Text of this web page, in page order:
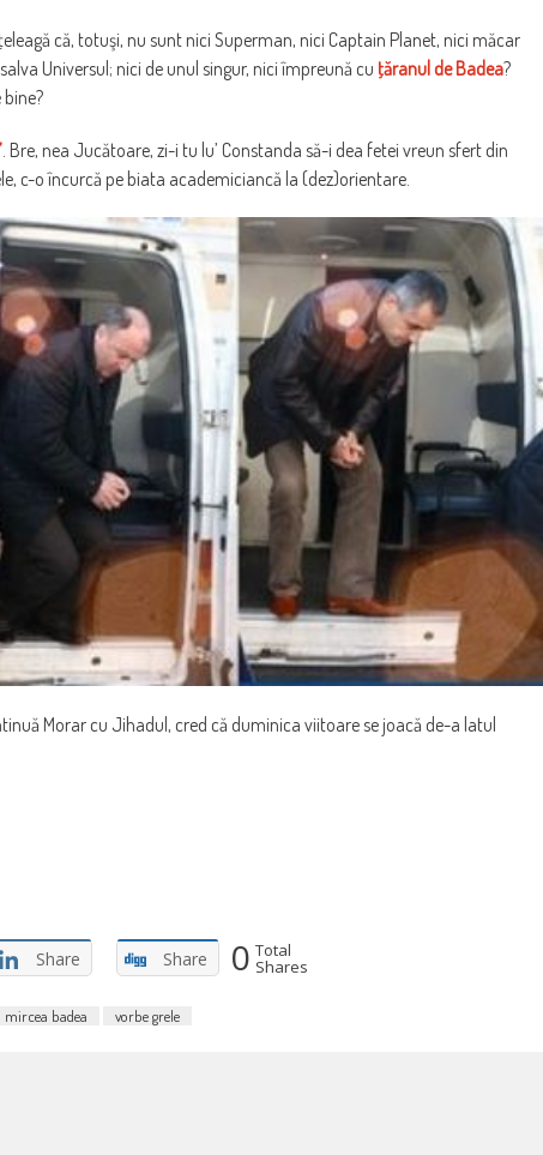
că, totuşi, nu sunt nici Superman, nici Captain Planet, nici măcar
Universul; nici de unul singur, nici împreună cu ţăranul de Badea?
. Bre, nea Jucătoare, zi-i tu lu’ Constanda să-i dea fetei vreun sfert din
c-o încurcă pe biata academiciancă la (dez)orientare.
Morar cu Jihadul, cred că duminica viitoare se joacă de-a latul
Share Share 0 Total
Shares
mircea badea vorbe grele